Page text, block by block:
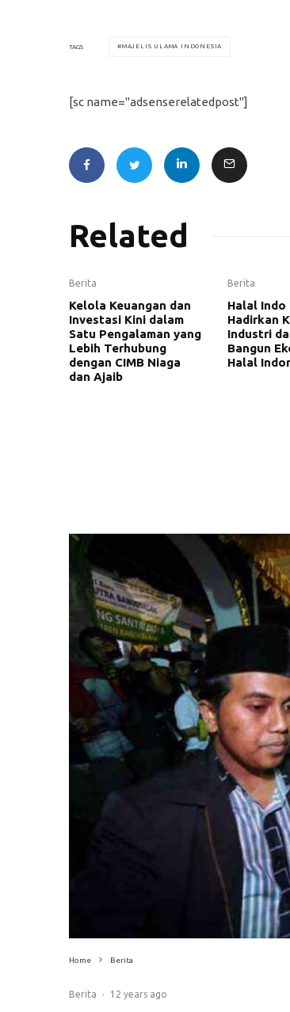
TAGS MAJELIS ULAMA INDONESIA
[sc name="adsenserelatedpost"]
Related
Berita
Kelola Keuangan dan
Investasi Kini dalam
Satu Pengalaman yang
Lebih Terhubung
dengan CIMB Niaga
dan Ajaib
Berita
Halal Indo
Hadirkan
Industri
Bangun
Halal
Home Berita
Berita · 12 years ago